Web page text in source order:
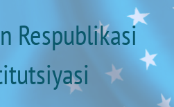
Respublikasi